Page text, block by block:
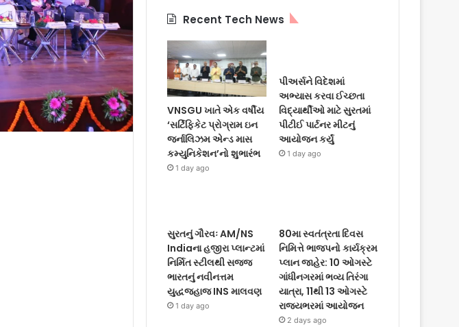
Recent Tech News
VNSGU ખાતે એક વર્ષીય
‘સર્ટિફિકેટ પ્રોગ્રામ ઇન
જર્નાલિઝમ એન્ડ માસ
કમ્યુનિકેશન’નો શુભારંભ
1 day ago
પીઅર્સને વિદેશમાં
અભ્યાસ કરવા ઈચ્છતા
વિદ્યાર્થીઓ માટે સુરતમાં
પીટીઈ પાર્ટનર મીટનું
આયોજન કર્યું
1 day ago
સુરતનું ગૌરવઃ AM/NS
Indiaના હજીરા પ્લાન્ટમાં
નિર્મિત સ્ટીલથી સજ્જ
ભારતનું નવીનત્તમ
યુદ્ધજહાજ INS માલવણ
1 day ago
80મા સ્વતંત્રતા દિવસ
નિમિત્તે ભાજપનો કાર્યક્રમ
પ્લાન જાહેર: 10 ઓગસ્ટે
ગાંધીનગરમાં ભવ્ય તિરંગા
યાત્રા, 11થી 13 ઓગસ્ટે
રાજ્યભરમાં આયોજન
2 days ago